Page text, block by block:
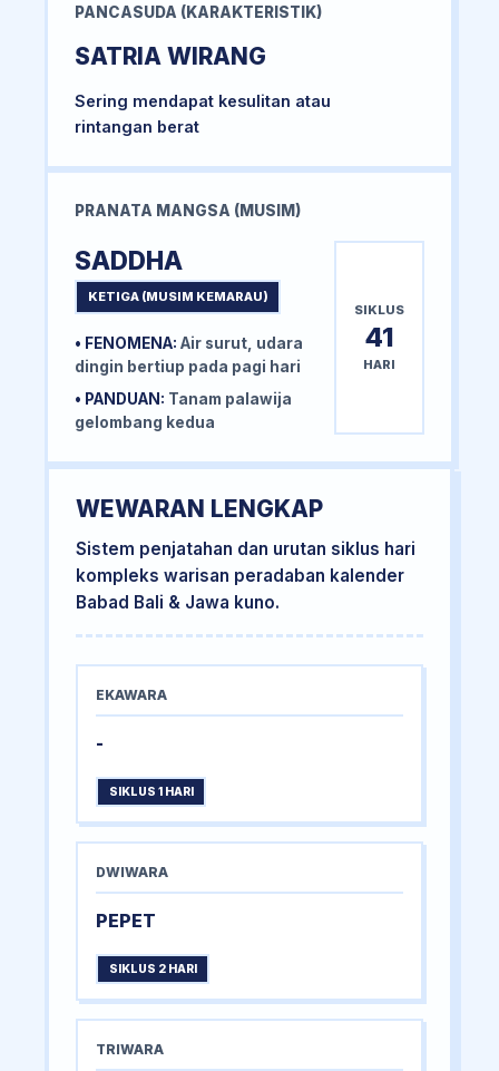
PANCASUDA (KARAKTERISTIK)
SATRIA WIRANG
Sering mendapat kesulitan atau
rintangan berat
PRANATA MANGSA (MUSIM)
SADDHA
KETIGA (MUSIM KEMARAU)
• FENOMENA: Air surut, udara
dingin bertiup pada pagi hari
• PANDUAN: Tanam palawija
gelombang kedua
SIKLUS
41
HARI
WEWARAN LENGKAP
Sistem penjatahan dan urutan siklus hari
kompleks warisan peradaban kalender
Babad Bali & Jawa kuno.
EKAWARA
-
SIKLUS 1 HARI
DWIWARA
PEPET
SIKLUS 2 HARI
TRIWARA